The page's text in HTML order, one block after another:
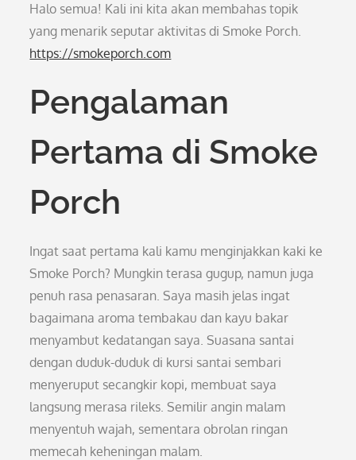
Halo semua! Kali ini kita akan membahas topik
yang menarik seputar aktivitas di Smoke Porch.
https://smokeporch.com
Pengalaman
Pertama di Smoke
Porch
Ingat saat pertama kali kamu menginjakkan kaki ke
Smoke Porch? Mungkin terasa gugup, namun juga
penuh rasa penasaran. Saya masih jelas ingat
bagaimana aroma tembakau dan kayu bakar
menyambut kedatangan saya. Suasana santai
dengan duduk-duduk di kursi santai sembari
menyeruput secangkir kopi, membuat saya
langsung merasa rileks. Semilir angin malam
menyentuh wajah, sementara obrolan ringan
memecah keheningan malam.